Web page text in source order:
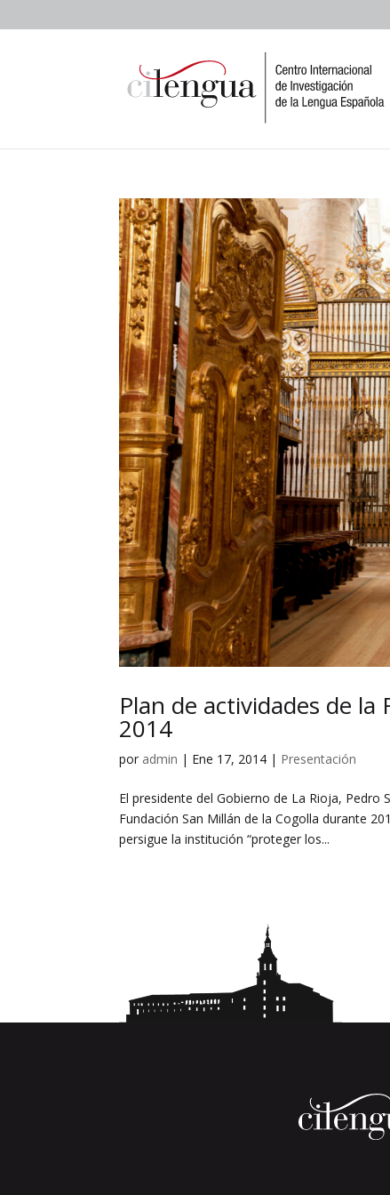
Plan de actividades de
2014
por admin | Ene 17, 2014 | Presentación
El presidente del Gobierno de La Rioja, Pedro
Fundación San Millán de la Cogolla durante
persigue la institución “proteger los...